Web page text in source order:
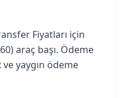
Fiyatları için
araç başı. Ödeme
yaygın ödeme